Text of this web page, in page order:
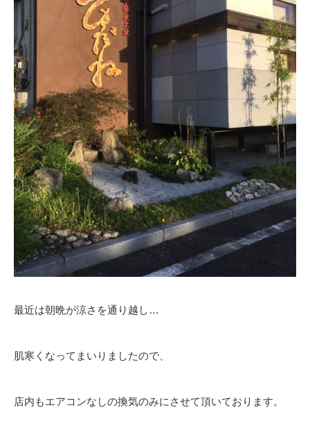
最近は朝晩が涼さを通り越し…
肌寒くなってまいりましたので、
店内もエアコンなしの換気のみにさせて頂いております。